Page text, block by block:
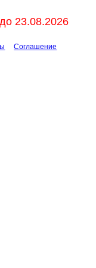
23.08.2026
Соглашение